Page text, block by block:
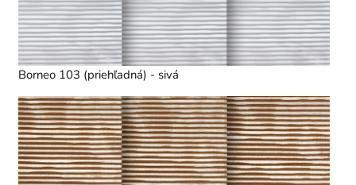
Borneo 103 (priehľadná) - sivá